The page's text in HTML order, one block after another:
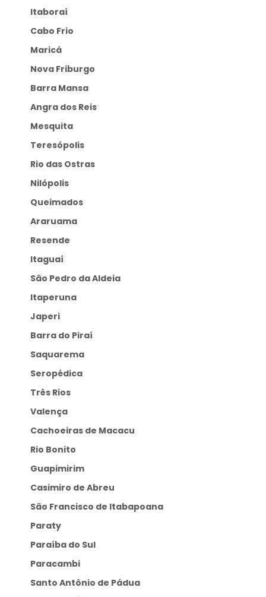
Itaboraí
Cabo Frio
Maricá
Nova Friburgo
Barra Mansa
Angra dos Reis
Mesquita
Teresópolis
Rio das Ostras
Nilópolis
Queimados
Araruama
Resende
Itaguaí
São Pedro da Aldeia
Itaperuna
Japeri
Barra do Piraí
Saquarema
Seropédica
Três Rios
Valença
Cachoeiras de Macacu
Rio Bonito
Guapimirim
Casimiro de Abreu
São Francisco de Itabapoana
Paraty
Paraíba do Sul
Paracambi
Santo Antônio de Pádua